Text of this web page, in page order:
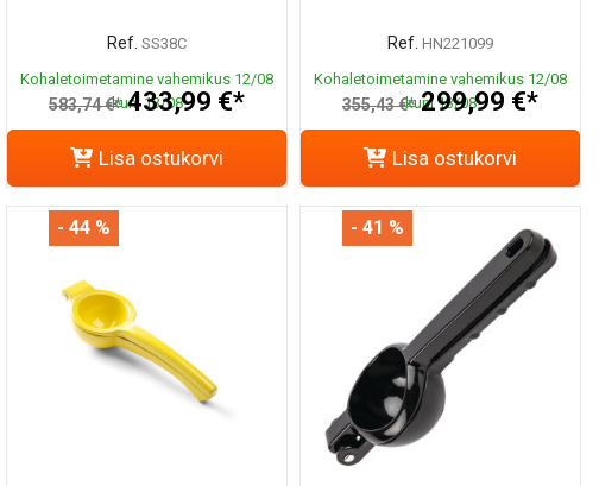
Ref. SS38C
Kohaletoimetamine vahemikus 12/08
kuni 13/08
583,74 €* 433,99 €*
Lisa ostukorvi
Ref. HN221099
Kohaletoimetamine vahemikus 12/08
kuni 13/08
355,43 €* 299,99 €*
Lisa ostukorvi
- 44 % - 41 %